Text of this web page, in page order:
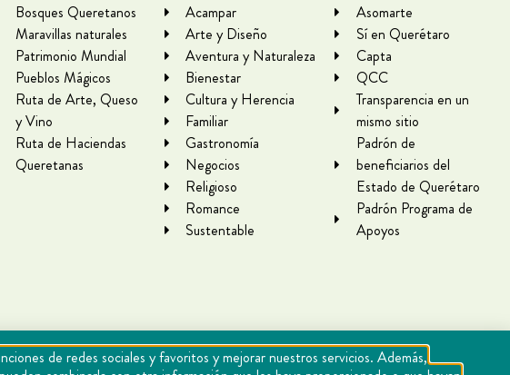
Bosques Queretanos
Maravillas naturales
Patrimonio Mundial
Pueblos Mágicos
Ruta de Arte, Queso
y Vino
Ruta de Haciendas
Queretanas
Acampar
Arte y Diseño
Aventura y Naturaleza
Bienestar
Cultura y Herencia
Familiar
Gastronomía
Negocios
Religioso
Romance
Sustentable
Asomarte
Sí en Querétaro
Capta
QCC
Transparencia en un
mismo sitio
Padrón de
beneficiarios del
Estado de Querétaro
Padrón Programa de
Apoyos
de redes sociales y favoritos y mejorar nuestros servicios. Además,